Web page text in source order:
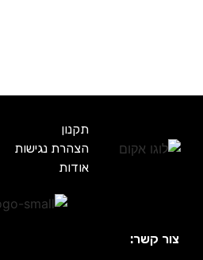
תקנון
הצהרת נגישות
אודות
צור קשר: